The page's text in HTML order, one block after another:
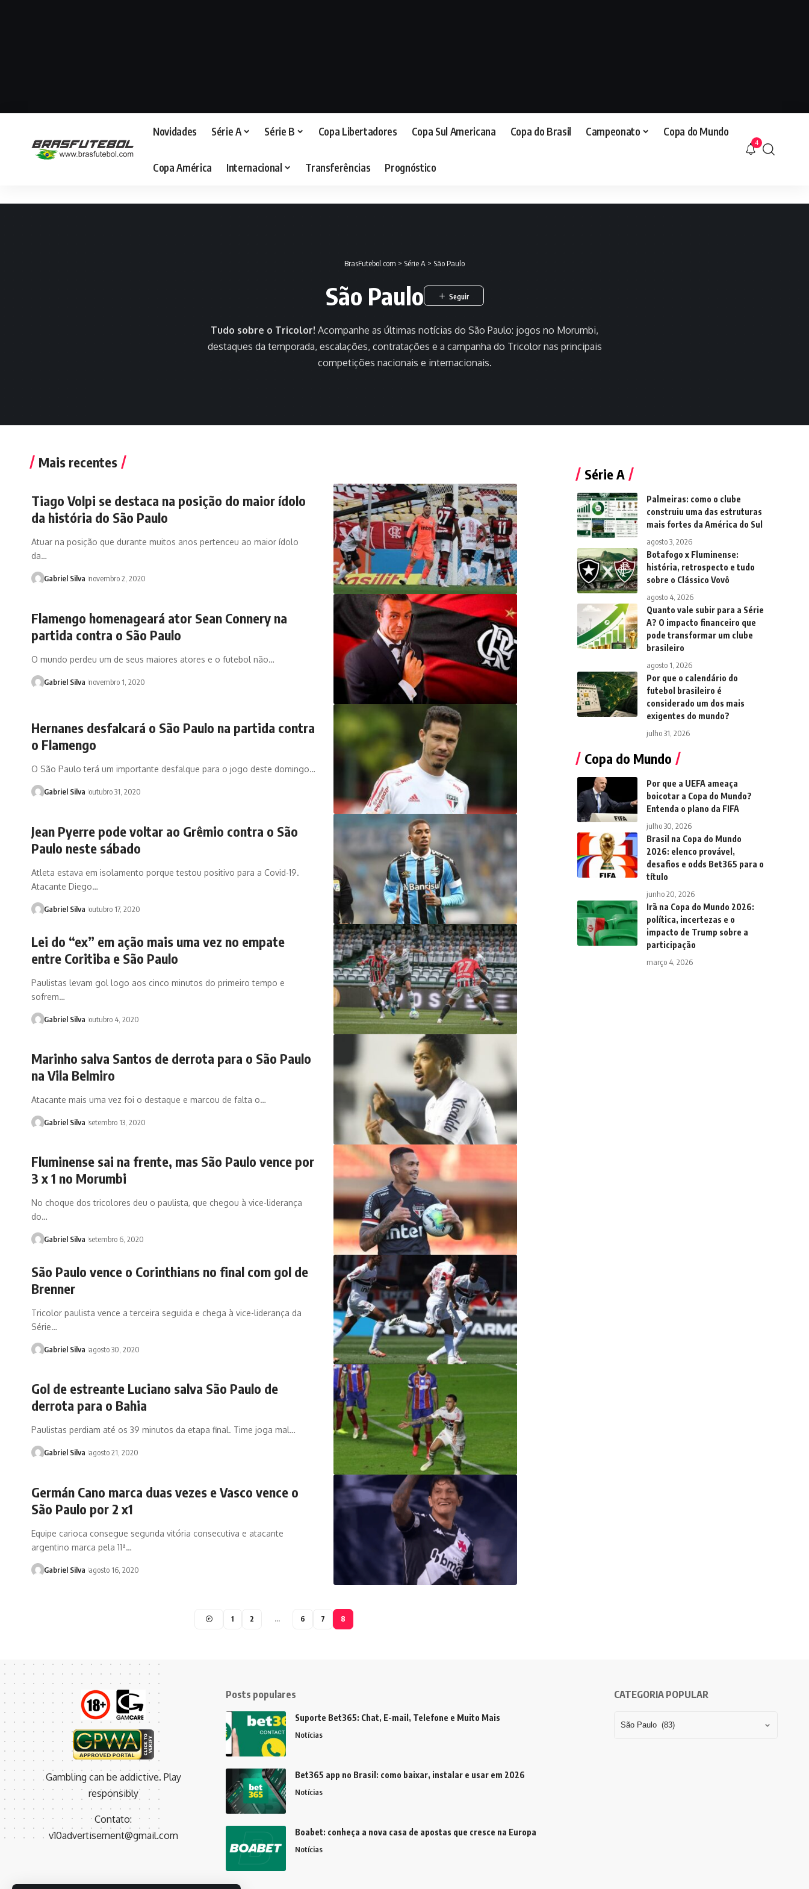
Novidades Série A Série B Copa Libertadores Copa Sul Americana Copa do Brasil Campeonato Copa do Mundo
Copa América Internacional Transferências Prognóstico
4
BrasFutebol.com > Série A > São Paulo
São Paulo
Tudo sobre o Tricolor! Acompanhe as últimas notícias do São Paulo: jogos no Morumbi,
destaques da temporada, escalações, contratações e a campanha do Tricolor nas principais
competições nacionais e internacionais.
Mais recentes
Tiago Volpi se destaca na posição do maior ídolo
da história do São Paulo
Atuar na posição que durante muitos anos pertenceu ao maior ídolo
da…
Gabriel Silva novembro 2, 2020
Flamengo homenageará ator Sean Connery na
partida contra o São Paulo
O mundo perdeu um de seus maiores atores e o futebol não…
Gabriel Silva novembro 1, 2020
Hernanes desfalcará o São Paulo na partida contra
o Flamengo
O São Paulo terá um importante desfalque para o jogo deste domingo…
Gabriel Silva outubro 31, 2020
Jean Pyerre pode voltar ao Grêmio contra o São
Paulo neste sábado
Atleta estava em isolamento porque testou positivo para a Covid-19.
Atacante Diego…
Gabriel Silva outubro 17, 2020
Lei do “ex” em ação mais uma vez no empate
entre Coritiba e São Paulo
Paulistas levam gol logo aos cinco minutos do primeiro tempo e
sofrem…
Gabriel Silva outubro 4, 2020
Marinho salva Santos de derrota para o São Paulo
na Vila Belmiro
Atacante mais uma vez foi o destaque e marcou de falta o…
Gabriel Silva setembro 13, 2020
Fluminense sai na frente, mas São Paulo vence por
3 x 1 no Morumbi
No choque dos tricolores deu o paulista, que chegou à vice-liderança
do…
Gabriel Silva setembro 6, 2020
São Paulo vence o Corinthians no final com gol de
Brenner
Tricolor paulista vence a terceira seguida e chega à vice-liderança da
Série…
Gabriel Silva agosto 30, 2020
Gol de estreante Luciano salva São Paulo de
derrota para o Bahia
Paulistas perdiam até os 39 minutos da etapa final. Time joga mal…
Gabriel Silva agosto 21, 2020
Germán Cano marca duas vezes e Vasco vence o
São Paulo por 2 x1
Equipe carioca consegue segunda vitória consecutiva e atacante
argentino marca pela 11ª…
Gabriel Silva agosto 16, 2020
1 2 … 6 7 8
Série A
Palmeiras: como o clube
construiu uma das estruturas
mais fortes da América do Sul
agosto 3, 2026
Botafogo x Fluminense:
história, retrospecto e tudo
sobre o Clássico Vovô
agosto 4, 2026
Quanto vale subir para a Série
A? O impacto financeiro que
pode transformar um clube
brasileiro
agosto 1, 2026
Por que o calendário do
futebol brasileiro é
considerado um dos mais
exigentes do mundo?
julho 31, 2026
Copa do Mundo
Por que a UEFA ameaça
boicotar a Copa do Mundo?
Entenda o plano da FIFA
julho 30, 2026
Brasil na Copa do Mundo
2026: elenco provável,
desafios e odds Bet365 para o
título
junho 20, 2026
Irã na Copa do Mundo 2026:
política, incertezas e o
impacto de Trump sobre a
participação
março 4, 2026
Gambling can be addictive. Play
responsibly
Contato:
v10advertisement@gmail.com
Posts populares
Suporte Bet365: Chat, E-mail, Telefone e Muito Mais
Notícias
Bet365 app no Brasil: como baixar, instalar e usar em 2026
Notícias
Boabet: conheça a nova casa de apostas que cresce na Europa
Notícias
CATEGORIA POPULAR